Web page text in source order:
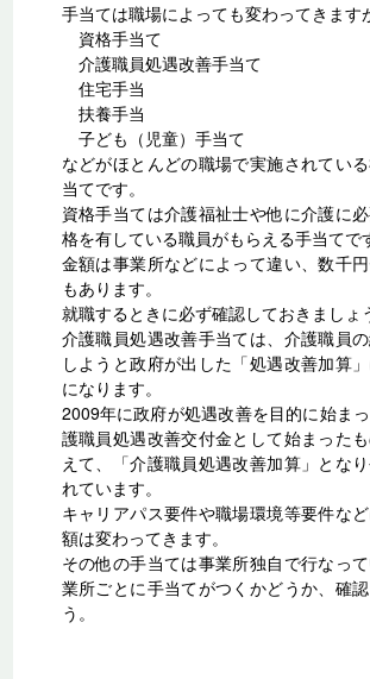
手当ては職場によっても変わってきます
資格手当て
介護職員処遇改善手当て
住宅手当
扶養手当
子ども（児童）手当て
などがほとんどの職場で実施されてい
当てです。
資格手当ては介護福祉士や他に介護に
格を有している職員がもらえる手当てで
金額は事業所などによって違い、数千
もあります。
就職するときに必ず確認しておきましょ
介護職員処遇改善手当ては、介護職員
しようと政府が出した「処遇改善加算
になります。
2009年に政府が処遇改善を目的に始ま
護職員処遇改善交付金として始まった
えて、「介護職員処遇改善加算」とな
れています。
キャリアパス要件や職場環境等要件な
額は変わってきます。
その他の手当ては事業所独自で行なっ
業所ごとに手当てがつくかどうか、確
う。